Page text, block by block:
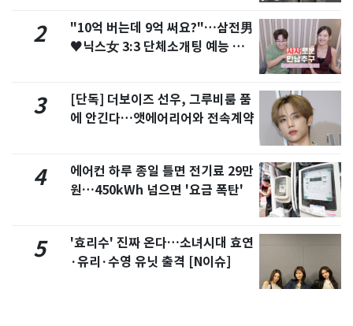
2
"10억 버는데 9억 써요?"…삼전男
♥닉스女 3:3 단체소개팅 예능 화
3
[단독] 더보이즈 선우, 그루비룸 품
에 안긴다…앳에어리어와 전속계약
4
에어컨 하루 종일 틀면 전기료 29만
원…450kWh 넘으면 '요금 폭탄'
5
'효리수' 진짜 온다…소녀시대 효연
·유리·수영 유닛 출격 [N이슈]